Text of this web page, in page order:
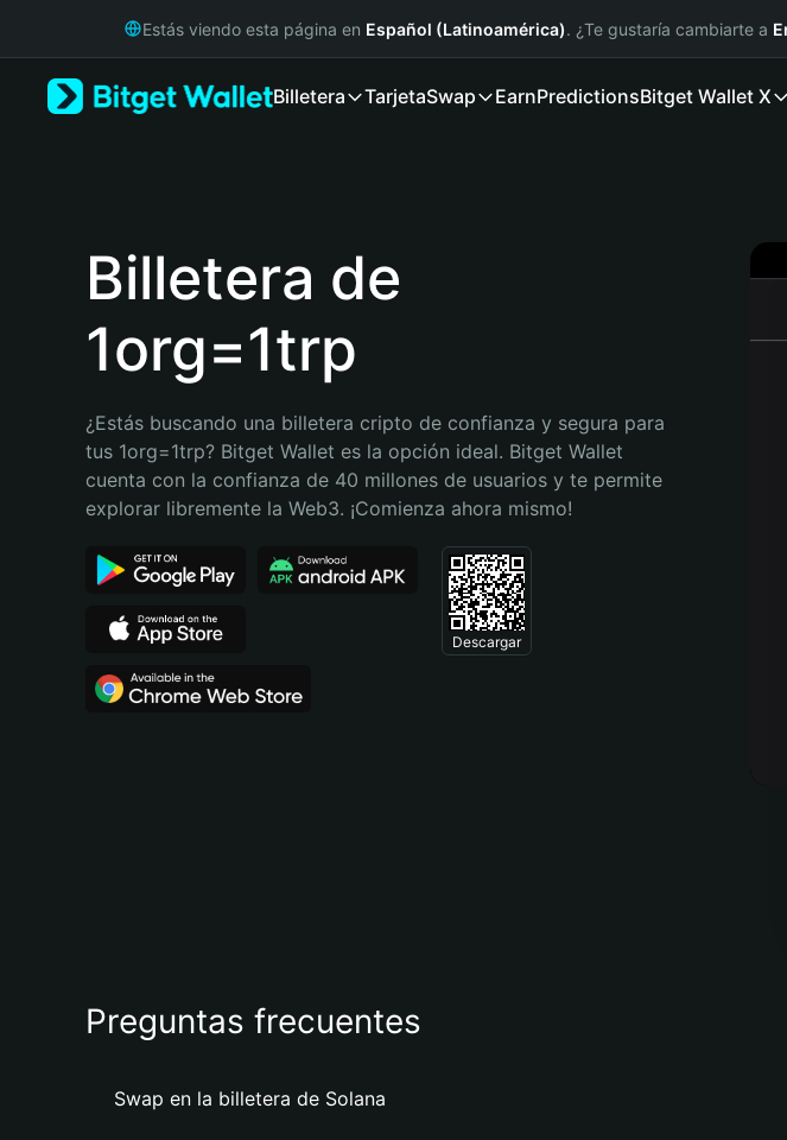
Русский
Português (Portugal)
Bahasa Indonesia
Português (Brasil)
Español (Argentina)
Estás viendo esta página en Español (Latinoamérica). ¿Te gustaría cambiarte a
Billetera TarjetaSwap EarnPredictionsBitget Wallet X
Billetera de
1org=1trp
¿Estás buscando una billetera cripto de confianza y segura para
tus 1org=1trp? Bitget Wallet es la opción ideal. Bitget Wallet
cuenta con la confianza de 40 millones de usuarios y te permite
explorar libremente la Web3. ¡Comienza ahora mismo!
Descargar
Preguntas frecuentes
Swap en la billetera de Solana